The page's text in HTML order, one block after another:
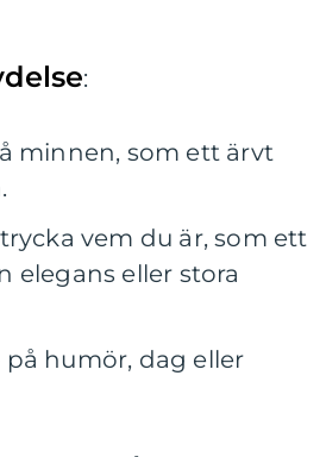
:
minnen, som ett ärvt
vem du är, som ett
elegans eller stora
humör, dag eller